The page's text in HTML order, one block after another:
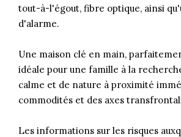
tout-à-l'égout, fibre optique, ainsi
d'alarme.
Une maison clé en main,
idéale pour une famille à la
calme et de nature à proximité
commodités et des axes
Les informations sur les risques